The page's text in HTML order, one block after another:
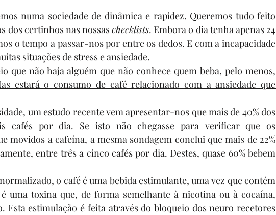
Programa Sonhadores Praticantes
numa sociedade de dinâmica e rapidez. Queremos tudo feito
dos certinhos nas nossas checklists. Embora o dia tenha apenas 24
o tempo a passar-nos por entre os dedos. E com a incapacidade
situações de stress e ansiedade.
que não haja alguém que não conhece quem beba, pelo menos,
estará o consumo de café relacionado com a ansiedade que
um estudo recente vem apresentar-nos que mais de 40% dos
cafés por dia. Se isto não chegasse para verificar que os
movidos a cafeína, a mesma sondagem conclui que mais de 22%
entre três a cinco cafés por dia. Destes, quase 60% bebem
o café é uma bebida estimulante, uma vez que contém
uma toxina que, de forma semelhante à nicotina ou à cocaína,
Esta estimulação é feita através do bloqueio dos neuro recetores